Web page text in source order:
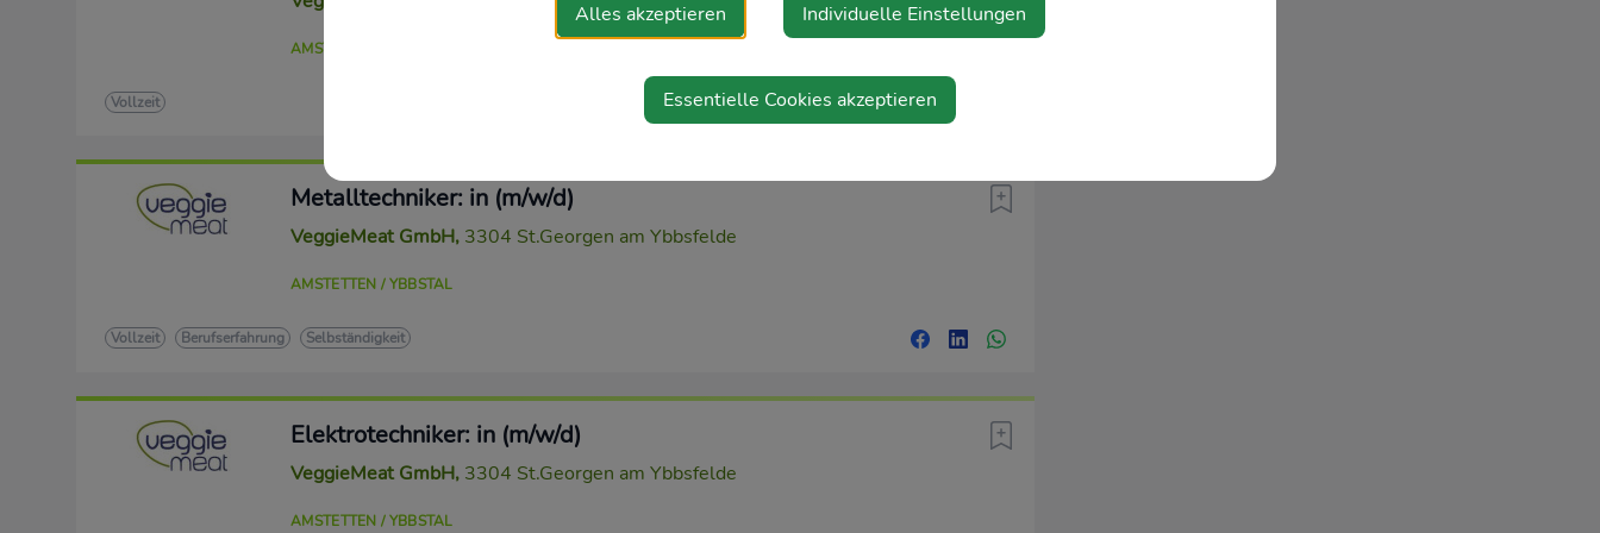
AMSTETTEN / YBBSTAL
Vollzeit
Metalltechniker: in (m/w/d)
VeggieMeat GmbH, 3304 St.Georgen am Ybbsfelde
AMSTETTEN / YBBSTAL
Vollzeit Berufserfahrung Selbständigkeit
Elektrotechniker: in (m/w/d)
VeggieMeat GmbH, 3304 St.Georgen am Ybbsfelde
AMSTETTEN / YBBSTAL
Alles akzeptieren Individuelle Einstellungen
Essentielle Cookies akzeptieren